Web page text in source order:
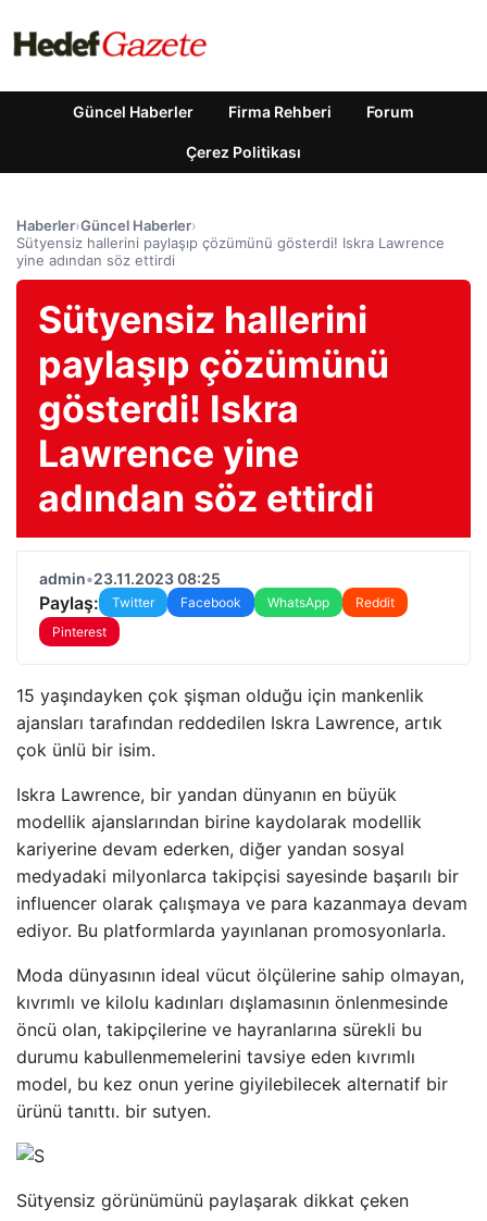
Güncel Haberler Firma Rehberi Forum
Çerez Politikası
Haberler›Güncel Haberler›
Sütyensiz hallerini paylaşıp çözümünü gösterdi! Iskra Lawrence
yine adından söz ettirdi
Sütyensiz hallerini
paylaşıp çözümünü
gösterdi! Iskra
Lawrence yine
adından söz ettirdi
admin•23.11.2023 08:25
Paylaş: Twitter Facebook WhatsApp
Reddit
Pinterest
15 yaşındayken çok şişman olduğu için mankenlik
ajansları tarafından reddedilen Iskra Lawrence, artık
çok ünlü bir isim.
Iskra Lawrence, bir yandan dünyanın en büyük
modellik ajanslarından birine kaydolarak modellik
kariyerine devam ederken, diğer yandan sosyal
medyadaki milyonlarca takipçisi sayesinde başarılı bir
influencer olarak çalışmaya ve para kazanmaya devam
ediyor. Bu platformlarda yayınlanan promosyonlarla.
Moda dünyasının ideal vücut ölçülerine sahip olmayan,
kıvrımlı ve kilolu kadınları dışlamasının önlenmesinde
öncü olan, takipçilerine ve hayranlarına sürekli bu
durumu kabullenmemelerini tavsiye eden kıvrımlı
model, bu kez onun yerine giyilebilecek alternatif bir
ürünü tanıttı. bir sutyen.
Sütyensiz görünümünü paylaşarak dikkat çeken